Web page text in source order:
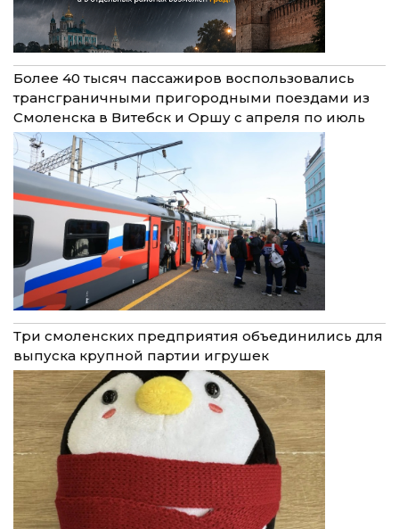
Более 40 тысяч пассажиров воспользовались
трансграничными пригородными поездами из
Смоленска в Витебск и Оршу с апреля по июль
Три смоленских предприятия объединились для
выпуска крупной партии игрушек